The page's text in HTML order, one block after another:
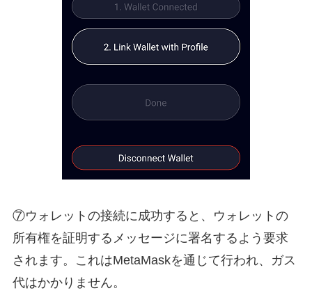
⑦ウォレットの接続に成功すると、ウォレットの
所有権を証明するメッセージに署名するよう要求
されます。これはMetaMaskを通じて行われ、ガス
代はかかりません。